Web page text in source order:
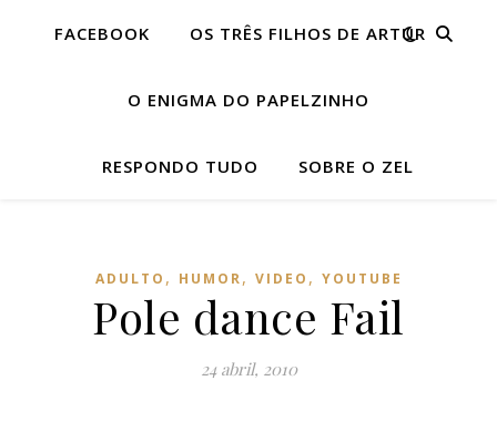
FACEBOOK OS TRÊS FILHOS DE ARTUR
O ENIGMA DO PAPELZINHO
RESPONDO TUDO SOBRE O ZEL
ADULTO , HUMOR, VIDEO , YOUTUBE
Pole dance Fail
24 abril, 2010